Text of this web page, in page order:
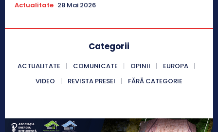
Actualitate 28 Mai 2026
Categorii
ACTUALITATE COMUNICATE OPINII
EUROPA
VIDEO
REVISTA PRESEI FĂRĂ CATEGORIE